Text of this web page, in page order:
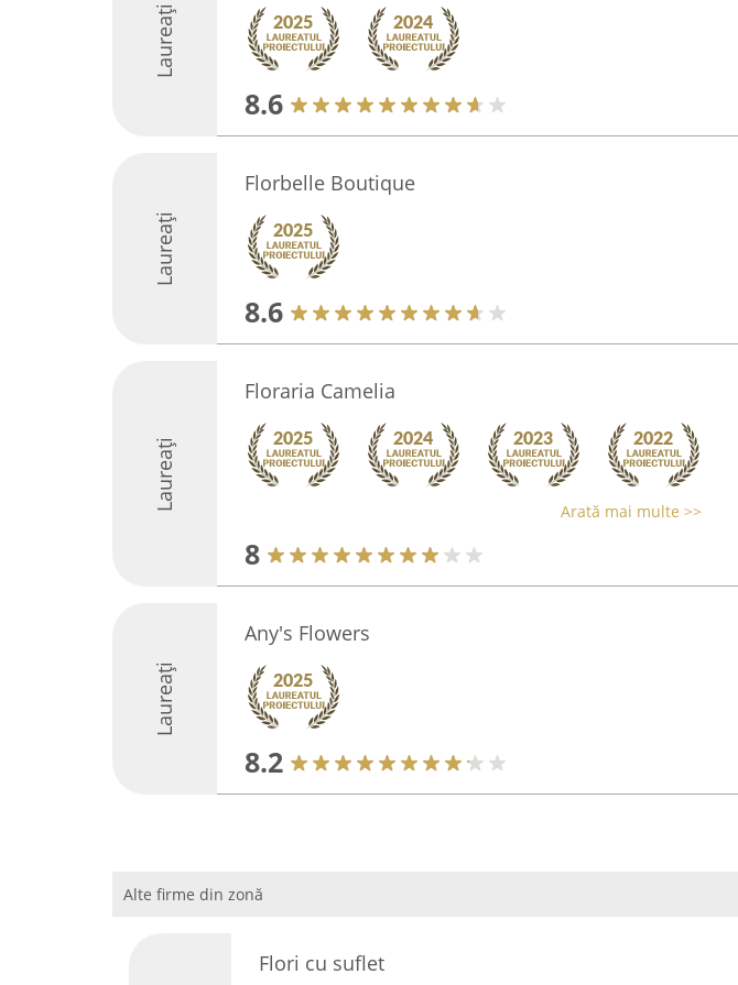
Laureați
8.6
Laureați
Florbelle Boutique
8.6
Laureați
Floraria Camelia
Arată mai multe >>
8
Laureați
Any's Flowers
8.2
Alte firme din zonă
Flori cu suflet